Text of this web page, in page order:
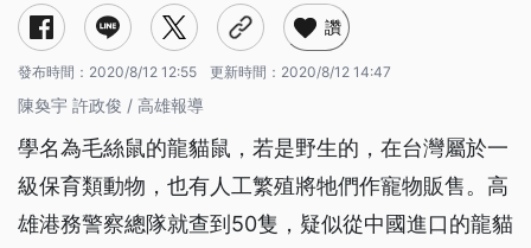
讚
發布時間： 2020/8/12 12:55 更新時間： 2020/8/12 14:47
陳奐宇 許政俊 / 高雄報導
學名為毛絲鼠的龍貓鼠，若是野生的，在台灣屬於一
級保育類動物，也有人工繁殖將牠們作寵物販售。高
雄港務警察總隊就查到50隻，疑似從中國進口的龍貓